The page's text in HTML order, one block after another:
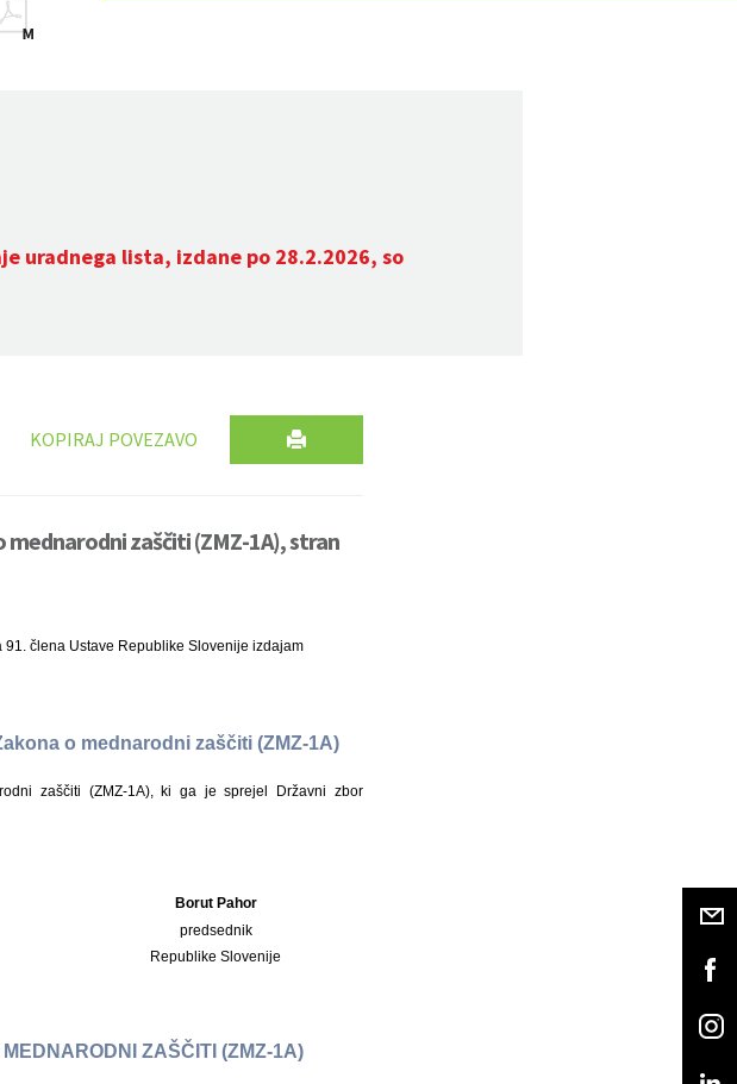
uradnega lista, izdane po 28.2.2026, so
KOPIRAJ POVEZAVO
zaščiti (ZMZ-1A), stran
člena Ustave Republike Slovenije izdajam
o mednarodni zaščiti (ZMZ-1A)
zaščiti (ZMZ-1A), ki ga je sprejel Državni zbor
Borut Pahor
predsednik
Republike Slovenije
ZAŠČITI (ZMZ-1A)